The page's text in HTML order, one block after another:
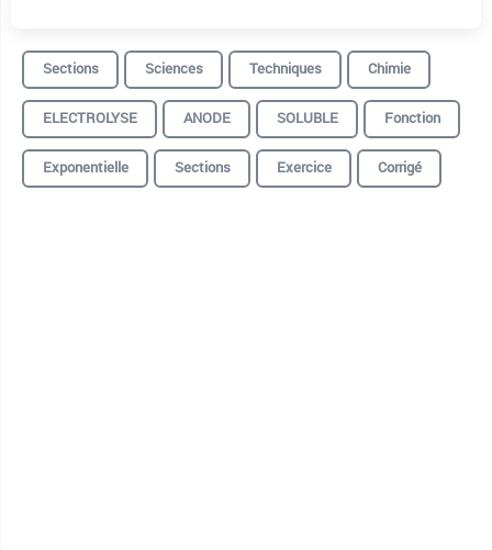
Sections Sciences Techniques
Chimie
ELECTROLYSE
ANODE SOLUBLE
Fonction
Exponentielle
Sections Exercice Corrigé